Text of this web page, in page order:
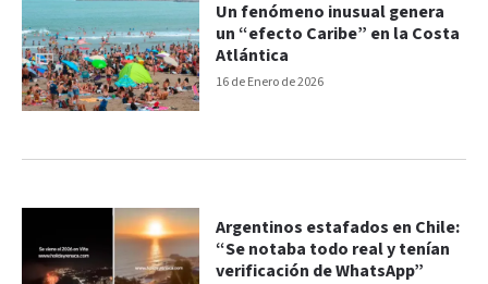
16 de Enero de 2026
Un fenómeno inusual genera
un “efecto Caribe” en la Costa
Atlántica
Argentinos estafados en Chile:
“Se notaba todo real y tenían
verificación de WhatsApp”